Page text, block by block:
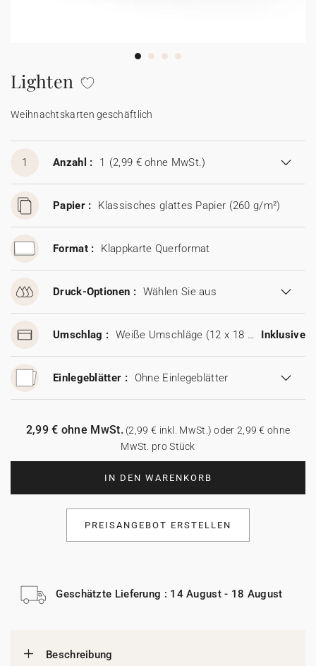
Aufkleber
Lighten
Weihnachtskarten geschäftlich
1 Anzahl : 1 (2,99 € ohne MwSt.)
Papier : Klassisches glattes Papier (260 g/m²)
Format : Klappkarte Querformat
Druck-Optionen : Wählen Sie aus
Umschlag : Weiße Umschläge (12 x 18 cm) Inklusive
Einlegeblätter : Ohne Einlegeblätter
IN DEN WARENKORB
2,99 € ohne MwSt.(2,99 € inkl. MwSt.) oder 2,99 € ohne
MwSt. pro Stück
PREISANGEBOT ERSTELLEN
Geschätzte Lieferung : 14 August - 18 August
Beschreibung